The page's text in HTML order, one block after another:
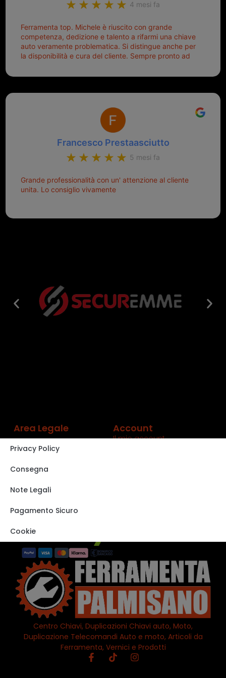
4 mesi fa
Ferramenta top. Michele è riuscito con grande
competenza, dedizione e talento a rifarmi una chiave
auto veramente problematica. Si distingue anche per
la disponibilità e cura del cliente. Sempre pronto ad
Francesco Prestaasciutto
5 mesi fa
Grande professionalità con un' attenzione al cliente
unita. Lo consiglio vivamente
Centro Chiavi, Duplicazioni Chiavi auto, Moto,
Duplicazione Telecomandi Auto e moto, Articoli da
Ferramenta, Vernici e Prodotti
Area Legale
Privacy Policy
Consegna
Note Legali
Pagamento Sicuro
Cookie
Account
Il mio account
VISITA IL NOSTRO